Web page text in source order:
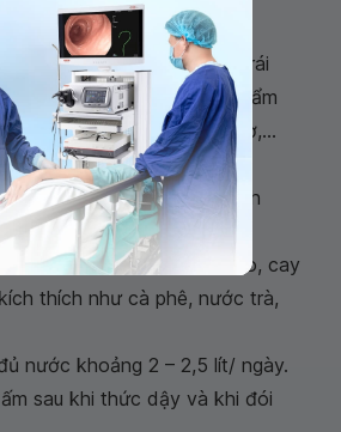
độ ăn hợp lý
chất xơ như rau, củ, quả, trái
hạt. Ăn thêm các thực phẩm
như khoai lang, chuối, bơ,...
loại thức ăn chứa
như ngũ cốc, đu đủ để kích
nhiều dầu mỡ, đồ chiên xào, cay
thích như cà phê, nước trà,
nước khoảng 2 – 2,5 lít/ ngày.
sau khi thức dậy và khi đói